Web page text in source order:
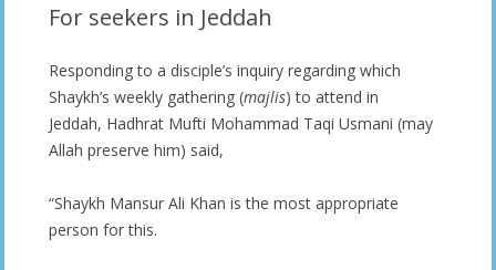
For seekers in Jeddah
Responding to a disciple’s inquiry regarding which
Shaykh’s weekly gathering (majlis) to attend in
Jeddah, Hadhrat Mufti Mohammad Taqi Usmani (may
Allah preserve him) said,
“Shaykh Mansur Ali Khan is the most appropriate
person for this.